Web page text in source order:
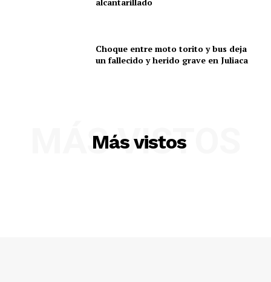
SUSCRIBETE
Choque entre moto torito y bus deja
un fallecido y herido grave en Juliaca
Más vistos
MÁS VISTOS